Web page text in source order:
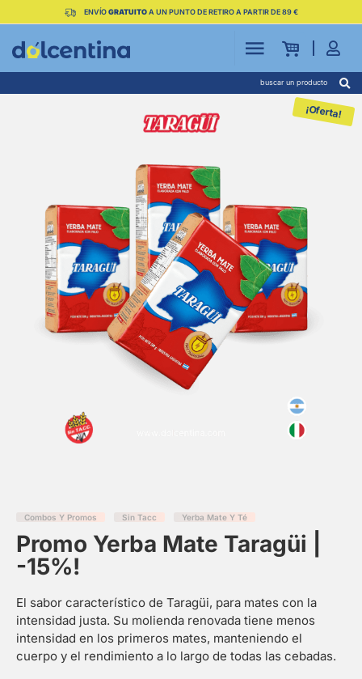
ENVÍOGRATUITOA UN PUNTO DE RETIRO A PARTIR DE 89 €
buscar un producto
¡Oferta!
Combos Y Promos Sin Tacc Yerba Mate Y Té
Promo Yerba Mate Taragüi |
-15%!
El sabor característico de Taragüi, para mates con la
intensidad justa. Su molienda renovada tiene menos
intensidad en los primeros mates, manteniendo el
cuerpo y el rendimiento a lo largo de todas las cebadas.